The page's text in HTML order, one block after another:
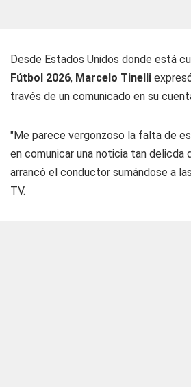
Desde Estados Unidos donde está
Fútbol 2026, Marcelo Tinelli
través de un comunicado en su
"Me parece vergonzoso la falta de
en comunicar una noticia tan delicda
arrancó el conductor sumándose a
TV.